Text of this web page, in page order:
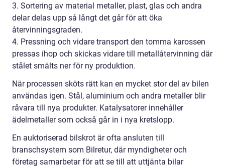
3. Sortering av material metaller, plast, glas och andra
delar delas upp så långt det går för att öka
återvinningsgraden.
4. Pressning och vidare transport den tomma karossen
pressas ihop och skickas vidare till metallåtervinning där
stålet smälts ner för ny produktion.
När processen sköts rätt kan en mycket stor del av bilen
användas igen. Stål, aluminium och andra metaller blir
råvara till nya produkter. Katalysatorer innehåller
ädelmetaller som också går in i nya kretslopp.
En auktoriserad bilskrot är ofta ansluten till
branschsystem som Bilretur, där myndigheter och
företag samarbetar för att se till att uttjänta bilar